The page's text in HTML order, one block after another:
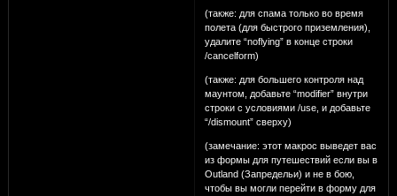
(также: для спама только во время
полета (для быстрого приземления),
удалите “noflying” в конце строки
/cancelform)
(также: для большего контроля над
маунтом, добавьте “modifier” внутри
строки с условиями /use, и добавьте
“/dismount” сверху)
(замечание: этот макрос выведет вас
из формы для путешествий если вы в
Outland (Запредельи) и не в бою,
чтобы вы могли перейти в форму для